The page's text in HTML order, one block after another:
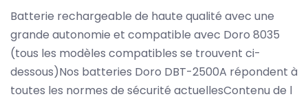
Batterie rechargeable de haute qualité avec une
grande autonomie et compatible avec Doro 8035
(tous les modèles compatibles se trouvent ci-
dessous)Nos batteries Doro DBT-2500A répondent à
toutes les normes de sécurité actuellesContenu de l